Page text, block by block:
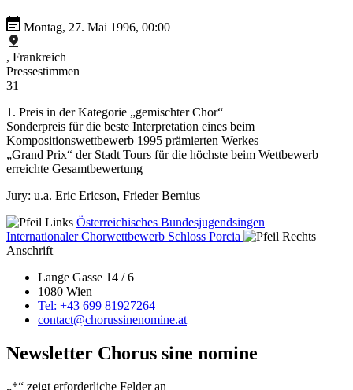
Montag, 27. Mai 1996, 00:00
, Frankreich
Pressestimmen
31
1. Preis in der Kategorie „gemischter Chor“
Sonderpreis für die beste Interpretation eines beim
Kompositionswettbewerb 1995 prämierten Werkes
„Grand Prix“ der Stadt Tours für die höchste beim Wettbewerb
erreichte Gesamtbewertung
Jury: u.a. Eric Ericson, Frieder Bernius
Österreichisches Bundesjugendsingen
Internationaler Chorwettbewerb Schloss Porcia
Anschrift
Lange Gasse 14 / 6
1080 Wien
Tel: +43 699 81927264
contact@chorussinenomine.at
Newsletter Chorus sine nomine
„*“ zeigt erforderliche Felder an